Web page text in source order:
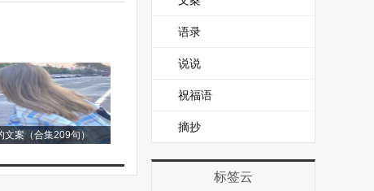
滚烫的泪水交融
痕。我后悔，后
。
文案（合集209句）
语录
说说
祝福语
摘抄
标签云